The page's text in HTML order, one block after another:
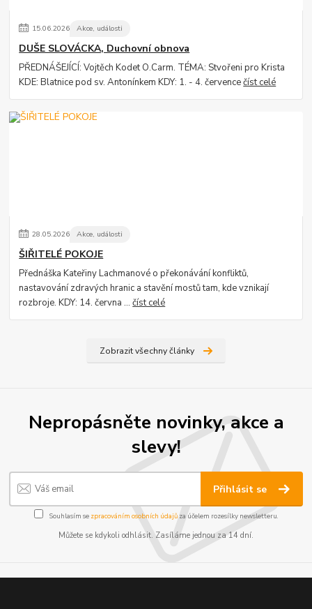
15.06.2026 Akce, události
DUŠE SLOVÁCKA, Duchovní obnova
PŘEDNÁŠEJÍCÍ: Vojtěch Kodet O.Carm. TÉMA: Stvořeni pro Krista
KDE: Blatnice pod sv. Antonínkem KDY: 1. - 4. červencečíst celé
28.05.2026 Akce, události
ŠIŘITELÉ POKOJE
Přednáška Kateřiny Lachmanové o překonávání konfliktů,
nastavování zdravých hranic a stavění mostů tam, kde vznikají
rozbroje. KDY: 14. června ...číst celé
Zobrazit všechny články
Nepropásněte novinky, akce a
slevy!
Přihlásit se
Souhlasím se zpracováním osobních údajůza účelem rozesílky newsletteru.
Můžete se kdykoli odhlásit. Zasíláme jednou za 14 dní.